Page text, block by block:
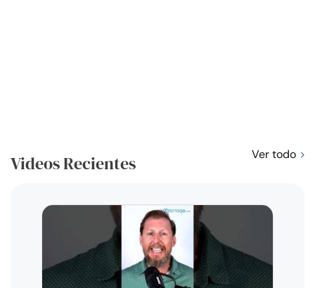
Videos Recientes Ver todo